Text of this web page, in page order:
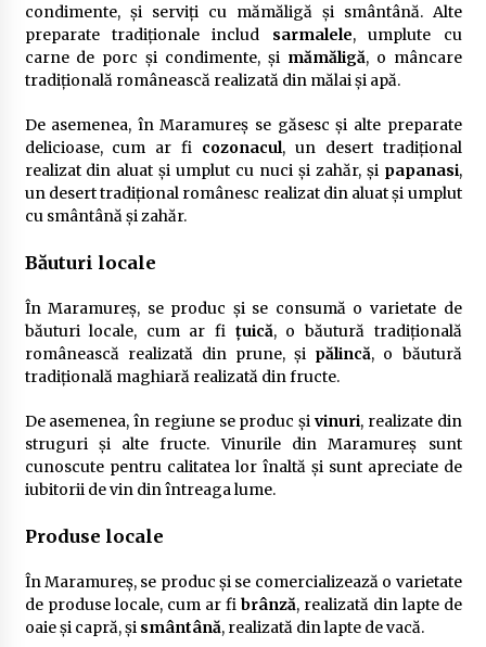
condimente, și serviți cu mămăligă și smântână. Alte
preparate tradiționale includ sarmalele, umplute cu
carne de porc și condimente, și mămăligă, o mâncare
tradițională românească realizată din mălai și apă.
De asemenea, în Maramureș se găsesc și alte preparate
delicioase, cum ar fi cozonacul, un desert tradițional
realizat din aluat și umplut cu nuci și zahăr, și papanasi,
un desert tradițional românesc realizat din aluat și umplut
cu smântână și zahăr.
Băuturi locale
În Maramureș, se produc și se consumă o varietate de
băuturi locale, cum ar fi țuică, o băutură tradițională
românească realizată din prune, și pălincă, o băutură
tradițională maghiară realizată din fructe.
De asemenea, în regiune se produc și vinuri, realizate din
struguri și alte fructe. Vinurile din Maramureș sunt
cunoscute pentru calitatea lor înaltă și sunt apreciate de
iubitorii de vin din întreaga lume.
Produse locale
În Maramureș, se produc și se comercializează o varietate
de produse locale, cum ar fi brânză, realizată din lapte de
oaie și capră, și smântână, realizată din lapte de vacă.